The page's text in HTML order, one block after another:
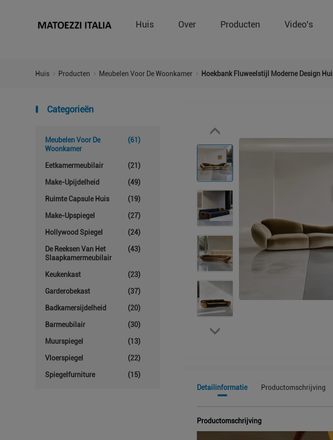
Huis Over Producten Video's
Huis Producten Meubelen Voor De Woonkamer Hoekbank Fluweelstijl Moderne Design
Categorieën
Meubelen Voor De
Woonkamer
(61)
Eetkamermeubilair (21)
Make-Upijdelheid (49)
Ruimte Capsule Huis (19)
Make-Upspiegel (27)
Hollywood Spiegel (24)
De Reeksen Van Het
Slaapkamermeubilair
(43)
Keukenkast (23)
Garderobekast (37)
Badkamersijdelheid (20)
Barmeubilair (30)
Muurspiegel (13)
Vloerspiegel (22)
Spiegelfurniture (15)
Detailinformatie Productomschrijving
Productomschrijving